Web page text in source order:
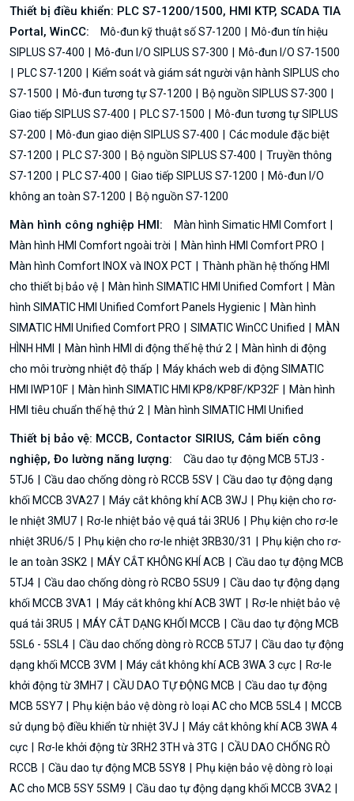
Thiết bị điều khiển: PLC S7-1200/1500, HMI KTP, SCADA TIA
Portal, WinCC:
Mô-đun kỹ thuật số S7-1200
Mô-đun tín hiệu
SIPLUS S7-400
Mô-đun I/O SIPLUS S7-300
Mô-đun I/O S7-1500
PLC S7-1200
Kiểm soát và giám sát người vận hành SIPLUS cho
S7-1500
Mô-đun tương tự S7-1200
Bộ nguồn SIPLUS S7-300
Giao tiếp SIPLUS S7-400
PLC S7-1500
Mô-đun tương tự SIPLUS
S7-200
Mô-đun giao diện SIPLUS S7-400
Các module đặc biệt
S7-1200
PLC S7-300 Bộ nguồn SIPLUS S7-400
Truyền thông
S7-1200
PLC S7-400 Giao tiếp SIPLUS S7-1200
Mô-đun I/O
không an toàn S7-1200
Bộ nguồn S7-1200
Màn hình công nghiệp HMI:
Màn hình Simatic HMI Comfort
Màn hình HMI Comfort ngoài trời
Màn hình HMI Comfort PRO
Màn hình Comfort INOX và INOX PCT
Thành phần hệ thống HMI
cho thiết bị bảo vệ
Màn hình SIMATIC HMI Unified Comfort
Màn
hình SIMATIC HMI Unified Comfort Panels Hygienic
Màn hình
SIMATIC HMI Unified Comfort PRO
SIMATIC WinCC Unified
MÀN
HÌNH HMI
Màn hình HMI di động thế hệ thứ 2
Màn hình di động
cho môi trường nhiệt độ thấp
Máy khách web di động SIMATIC
HMI IWP10F
Màn hình SIMATIC HMI KP8/KP8F/KP32F
Màn hình
HMI tiêu chuẩn thế hệ thứ 2
Màn hình SIMATIC HMI Unified
Thiết bị bảo vệ: MCCB, Contactor SIRIUS, Cảm biến công
nghiệp, Đo lường năng lượng:
Cầu dao tự động MCB 5TJ3 -
5TJ6
Cầu dao chống dòng rò RCCB 5SV
Cầu dao tự động dạng
khối MCCB 3VA27
Máy cắt không khí ACB 3WJ
Phụ kiện cho rơ-
le nhiệt 3MU7
Rơ-le nhiệt bảo vệ quá tải 3RU6
Phụ kiện cho rơ-le
nhiệt 3RU6/5
Phụ kiện cho rơ-le nhiệt 3RB30/31
Phụ kiện cho rơ-
le an toàn 3SK2
MÁY CẮT KHÔNG KHÍ ACB
Cầu dao tự động MCB
5TJ4
Cầu dao chống dòng rò RCBO 5SU9
Cầu dao tự động dạng
khối MCCB 3VA1
Máy cắt không khí ACB 3WT
Rơ-le nhiệt bảo vệ
quá tải 3RU5
MÁY CẮT DẠNG KHỐI MCCB
Cầu dao tự động MCB
5SL6 - 5SL4
Cầu dao chống dòng rò RCCB 5TJ7
Cầu dao tự động
dạng khối MCCB 3VM
Máy cắt không khí ACB 3WA 3 cực
Rơ-le
khởi động từ 3MH7
CẦU DAO TỰ ĐỘNG MCB
Cầu dao tự động
MCB 5SY7
Phụ kiện bảo vệ dòng rò loại AC cho MCB 5SL4
MCCB
sử dụng bộ điều khiển từ nhiệt 3VJ
Máy cắt không khí ACB 3WA 4
cực
Rơ-le khởi động từ 3RH2 3TH và 3TG
CẦU DAO CHỐNG RÒ
RCCB
Cầu dao tự động MCB 5SY8
Phụ kiện bảo vệ dòng rò loại
AC cho MCB 5SY 5SM9
Cầu dao tự động dạng khối MCCB 3VA2